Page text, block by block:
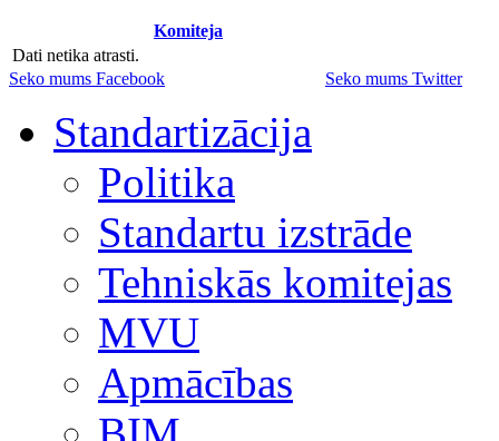
Komiteja
Dati netika atrasti.
Seko mums Facebook
Seko mums Twitter
Standartizācija
Politika
Standartu izstrāde
Tehniskās komitejas
MVU
Apmācības